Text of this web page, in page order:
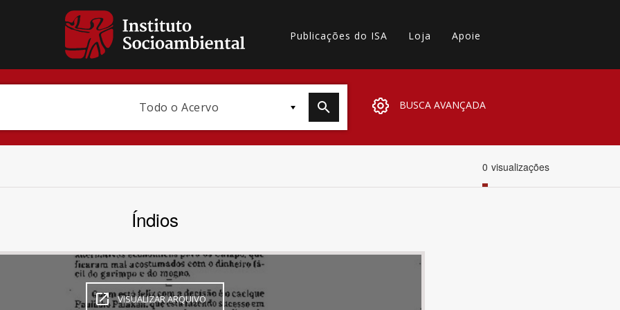
Publicações do ISA Loja Apoie
Todo o Acervo BUSCA AVANÇADA
Subtema
0 visualizações
Índios
VISUALIZAR ARQUIVO